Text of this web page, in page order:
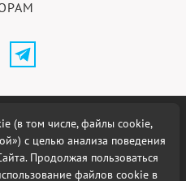
18+
при наличии активной
(в том числе, файлы cookie,
с целью анализа поведения
Продолжая пользоваться
файлов cookie в